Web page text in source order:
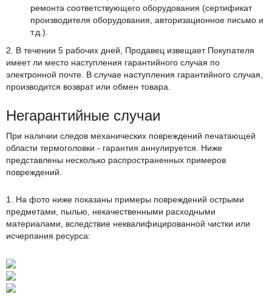
ремонта соответствующего оборудования (сертификат
производителя оборудования, авторизационное письмо и
т.д.).
2. В течении 5 рабочих дней, Продавец извещает Покупателя
имеет ли место наступления гарантийного случая по
электронной почте. В случае наступления гарантийного случая,
производится возврат или обмен товара.
Негарантийные случаи
При наличии следов механических повреждений печатающей
области термоголовки - гарантия аннулируется. Ниже
представлены несколько распространенных примеров
повреждений.
1. На фото ниже показаны примеры повреждений острыми
предметами, пылью, некачественными расходными
материалами, вследствие неквалифицированной чистки или
исчерпания ресурса: